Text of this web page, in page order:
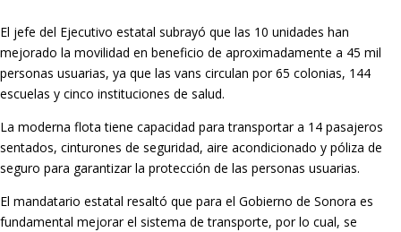
El jefe del Ejecutivo estatal subrayó que las 10 unidades han
mejorado la movilidad en beneficio de aproximadamente a 45 mil
personas usuarias, ya que las vans circulan por 65 colonias, 144
escuelas y cinco instituciones de salud.
La moderna flota tiene capacidad para transportar a 14 pasajeros
sentados, cinturones de seguridad, aire acondicionado y póliza de
seguro para garantizar la protección de las personas usuarias.
El mandatario estatal resaltó que para el Gobierno de Sonora es
fundamental mejorar el sistema de transporte, por lo cual, se